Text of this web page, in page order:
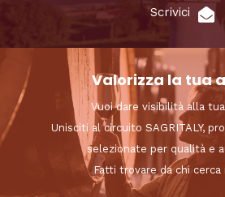
Scrivici
Valorizza la tua
Vuoi dare visibilità alla
Unisciti al circuito SAGRITALY,
selezionate per qualità e
Fatti trovare da chi cerca